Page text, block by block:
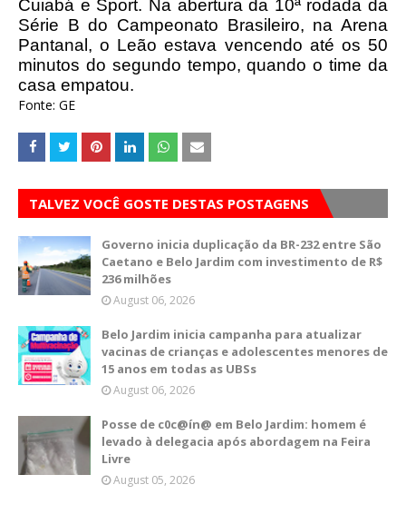
Cuiabá e Sport. Na abertura da 10ª rodada da
Série B do Campeonato Brasileiro, na Arena
Pantanal, o Leão estava vencendo até os 50
minutos do segundo tempo, quando o time da
casa empatou.
Fonte: GE
TALVEZ VOCÊ GOSTE DESTAS POSTAGENS
Governo inicia duplicação da BR-232 entre São
Caetano e Belo Jardim com investimento de R$
236 milhões
August 06, 2026
Belo Jardim inicia campanha para atualizar
vacinas de crianças e adolescentes menores de
15 anos em todas as UBSs
August 06, 2026
Posse de c0c@ín@ em Belo Jardim: homem é
levado à delegacia após abordagem na Feira
Livre
August 05, 2026